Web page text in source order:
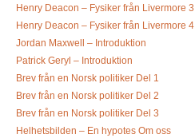
Henry Deacon – Fysiker från Livermore 3
Henry Deacon – Fysiker från Livermore 4
Jordan Maxwell – Introduktion
Patrick Geryl – Introduktion
Brev från en Norsk politiker Del 1
Brev från en Norsk politiker Del 2
Brev från en Norsk politiker Del 3
Helhetsbilden – En hypotes Om oss